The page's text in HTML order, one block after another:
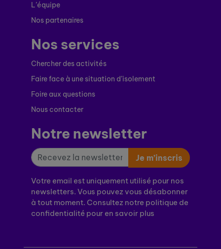
L’équipe
Nos partenaires
Nos services
Chercher des activités
Faire face à une situation d’isolement
Foire aux questions
Nous contacter
Notre newsletter
Je m’inscris
Votre email est uniquement utilisé pour nos
newsletters. Vous pouvez vous désabonner
à tout moment. Consultez notre politique de
confidentialité pour en savoir plus